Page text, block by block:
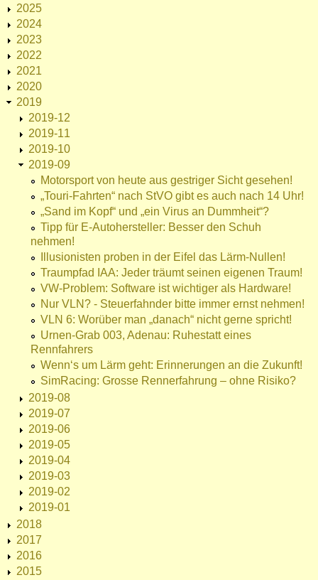
2025
2024
2023
2022
2021
2020
2019
2019-12
2019-11
2019-10
2019-09
Motorsport von heute aus gestriger Sicht gesehen!
„Touri-Fahrten“ nach StVO gibt es auch nach 14 Uhr!
„Sand im Kopf“ und „ein Virus an Dummheit“?
Tipp für E-Autohersteller: Besser den Schuh
nehmen!
Illusionisten proben in der Eifel das Lärm-Nullen!
Traumpfad IAA: Jeder träumt seinen eigenen Traum!
VW-Problem: Software ist wichtiger als Hardware!
Nur VLN? - Steuerfahnder bitte immer ernst nehmen!
VLN 6: Worüber man „danach“ nicht gerne spricht!
Urnen-Grab 003, Adenau: Ruhestatt eines
Rennfahrers
Wenn‘s um Lärm geht: Erinnerungen an die Zukunft!
SimRacing: Grosse Rennerfahrung – ohne Risiko?
2019-08
2019-07
2019-06
2019-05
2019-04
2019-03
2019-02
2019-01
2018
2017
2016
2015